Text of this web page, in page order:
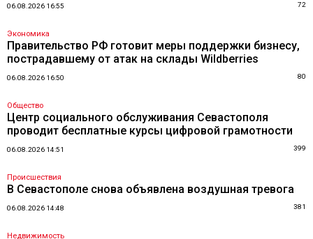
06.08.2026 16:55 72
Экономика
Правительство РФ готовит меры поддержки бизнесу,
пострадавшему от атак на склады Wildberries
06.08.2026 16:50 80
Общество
Центр социального обслуживания Севастополя
проводит бесплатные курсы цифровой грамотности
06.08.2026 14:51 399
Происшествия
В Севастополе снова объявлена воздушная тревога
06.08.2026 14:48 381
Недвижимость